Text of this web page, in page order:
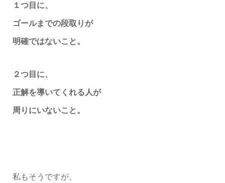
１つ目に、
ゴールまでの段取りが
明確ではないこと。
２つ目に、
正解を導いてくれる人が
周りにいないこと。
私もそうですが、